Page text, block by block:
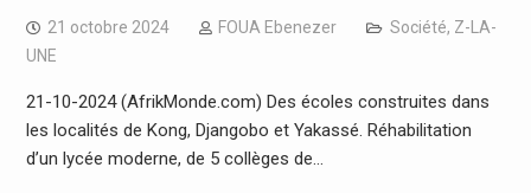
21 octobre 2024 FOUA Ebenezer Société, Z-LA-
UNE
21-10-2024 (AfrikMonde.com) Des écoles construites dans
les localités de Kong, Djangobo et Yakassé. Réhabilitation
d’un lycée moderne, de 5 collèges de…